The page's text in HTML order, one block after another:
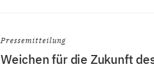
Pressemitteilung
Weichen für die Zukunft